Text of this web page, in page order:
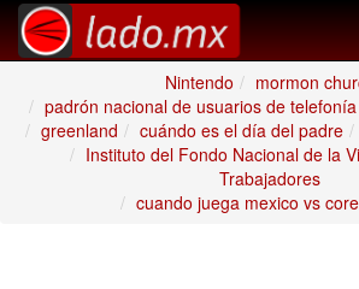
Nintendo
mormon
padrón nacional de usuarios de
greenland
cuándo es el día del padre
Instituto del Fondo Nacional de la
Trabajadores
cuando juega mexico vs